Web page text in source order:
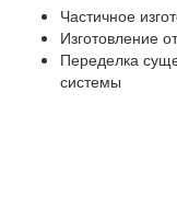
Частичное
Изготовление
Переделка
системы